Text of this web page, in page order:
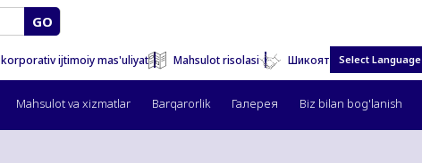
GO
korporativ ijtimoiy mas'uliyat Mahsulot risolasi Шикоят Select Language
Mahsulot va xizmatlar Barqarorlik Галерея Biz bilan bog'lanish